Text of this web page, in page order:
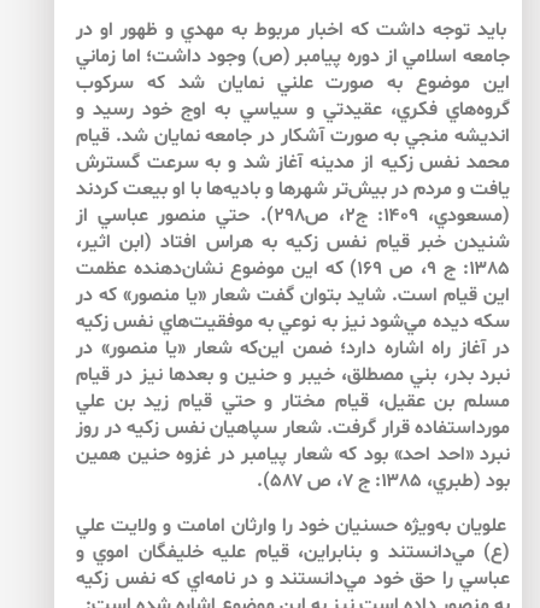
بايد توجه داشت كه اخبار مربوط به مهدي و ظهور او در
جامعه اسلامي از دوره پيامبر (ص) وجود داشت؛ اما زماني
اين موضوع به صورت علني نمايان شد كه سركوب
گروه‌هاي فكري، عقيدتي و سياسي به اوج خود رسيد و
انديشه منجي به صورت آشكار در جامعه نمايان شد. قيام
محمد نفس زكيه از مدينه آغاز شد و به سرعت گسترش
يافت و مردم در بيش‌‌تر شهرها و باديه‌ها با او بيعت كردند
(مسعودي، ۱۴۰۹: ج۲، ص۲۹۸). حتي منصور عباسي از
شنيدن خبر قيام نفس زكيه به هراس افتاد (ابن اثير،
۱۳۸۵: ج ۹، ص ۱۶۹) كه اين موضوع نشان‌دهنده عظمت
اين قيام است. شايد بتوان گفت شعار «يا منصور» كه در
سكه ديده مي‌شود نيز به نوعي به موفقيت‌هاي نفس زكيه
در آغاز راه اشاره دارد؛ ضمن اين‌كه شعار «يا منصور» در
نبرد بدر، بني مصطلق، خيبر و حنين و بعدها نيز در قيام
مسلم بن عقيل، قيام مختار و حتي قيام زيد بن علي
مورداستفاده قرار گرفت. شعار سپاهيان نفس زكيه در روز
نبرد «احد احد» بود كه شعار پيامبر در غزوه حنين همين
بود (طبري، ۱۳۸۵: ج ۷، ص ۵۸۷).
علويان به‌ويژه حسنيان خود را وارثان امامت و ولايت علي
(ع) مي‌دانستند و بنابراين، قيام عليه خليفگان اموي و
عباسي را حق خود مي‌دانستند و در نامه‌اي كه نفس زكيه